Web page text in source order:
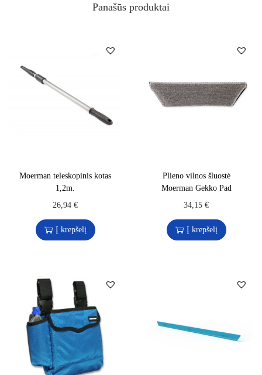
Panašūs produktai
Moerman teleskopinis kotas
1,2m.
26,94€
Į krepšelį
Plieno vilnos šluostė
Moerman Gekko Pad
34,15€
Į krepšelį